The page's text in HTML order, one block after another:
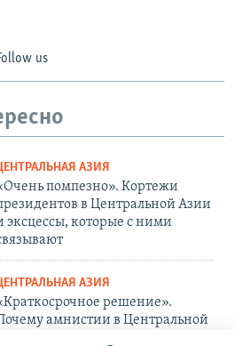
us
АЗИЯ
помпезно». Кортежи
в Центральной Азии
эксцессы, которые с ними
АЗИЯ
решение».
амнистии в Центральной